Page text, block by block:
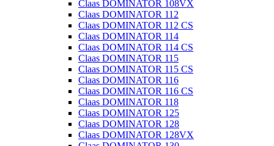
Claas DOMINATOR 108VX
Claas DOMINATOR 112
Claas DOMINATOR 112 CS
Claas DOMINATOR 114
Claas DOMINATOR 114 CS
Claas DOMINATOR 115
Claas DOMINATOR 115 CS
Claas DOMINATOR 116
Claas DOMINATOR 116 CS
Claas DOMINATOR 118
Claas DOMINATOR 125
Claas DOMINATOR 128
Claas DOMINATOR 128VX